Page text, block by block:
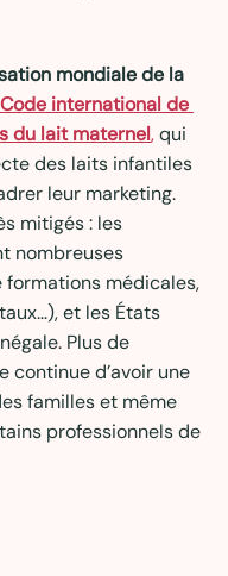
mondiale de la
Code international de
du lait maternel, qui
des laits infantiles
leur marketing.
mitigés : les
nombreuses
médicales,
et les États
Plus de
continue d’avoir une
familles et même
professionnels de